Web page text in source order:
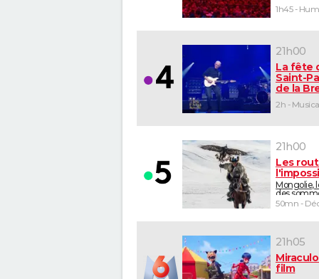
1h45 -
21h00
La fête
Saint-
de la
2h -
21h00
Les
Mongolie,
des
50mn -
21h05
film